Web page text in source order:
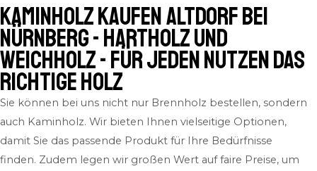
Kaminholz kaufen Altdorf bei
Nürnberg - Hartholz und
Weichholz - für jeden Nutzen das
richtige Holz
Sie können bei uns nicht nur Brennholz bestellen, sondern
auch Kaminholz. Wir bieten Ihnen vielseitige Optionen,
damit Sie das passende Produkt für Ihre Bedürfnisse
finden. Zudem legen wir großen Wert auf faire Preise, um